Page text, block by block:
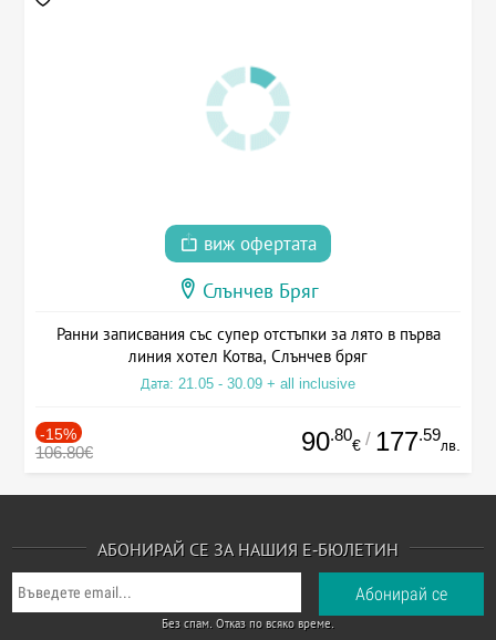
виж офертата
Слънчев Бряг
Ранни записвания със супер отстъпки за лято в първа
линия хотел Котва, Слънчев бряг
Дата: 21.05 - 30.09 + all inclusive
-15%
106.80€ 90.80
€ / 177.59
лв.
АБОНИРАЙ СЕ ЗА НАШИЯ Е-БЮЛЕТИН
Без спам. Отказ по всяко време.